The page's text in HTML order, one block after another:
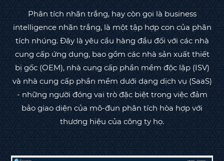
Phân tích nhãn trắng, hay còn gọi là business
intelligence nhãn trắng, là một tập hợp con của phân
tích nhúng. Đây là yêu cầu hàng đầu đối với các nhà
cung cấp ứng dụng, bao gồm các nhà sản xuất thiết
bị gốc (OEM), nhà cung cấp phần mềm độc lập (ISV)
và nhà cung cấp phần mềm dưới dạng dịch vụ (SaaS)
- những người đóng vai trò đặc biệt trong việc đảm
bảo giao diện của mô-đun phân tích hòa hợp với
thương hiệu của công ty họ.